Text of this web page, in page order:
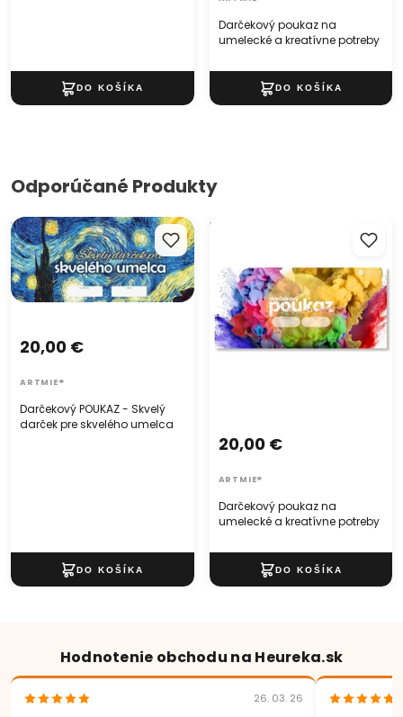
Darčekový poukaz na
umelecké a kreatívne potreby
Odporúčané Produkty
Darčekový POUKAZ - Skvelý
darček pre skvelého umelca
Darčekový POUKAZ - Skvelý
darček pre skvelého umelca
20,00 €
ARTMIE®
Darčekový poukaz na
potreby
Darčekový poukaz na
umelecké a kreatívne potreby
20,00 €
ARTMIE®
Hodnotenie obchodu na Heureka.sk
26. 03. 26